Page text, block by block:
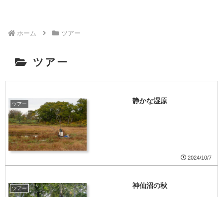
ホーム ツアー
ツアー
ツアー 静かな湿原
2024/10/7
ツアー 神仙沼の秋